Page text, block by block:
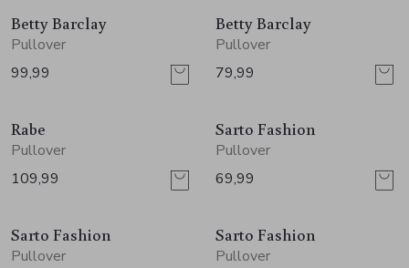
Betty Barclay
Pullover
99,99
Betty Barclay
Pullover
79,99
Rabe
Pullover
109,99
Sarto Fashion
Pullover
69,99
Sarto Fashion
Pullover
Sarto Fashion
Pullover